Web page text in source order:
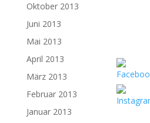
Oktober 2013
Juni 2013
Mai 2013
April 2013
März 2013
Februar 2013
Januar 2013